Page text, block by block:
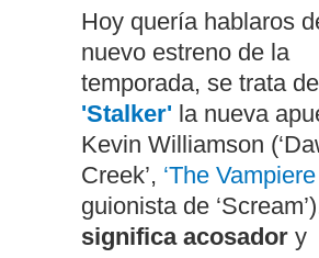
Hoy quería hablaros
nuevo estreno de la
temporada, se trata de
'Stalker' la nueva
Kevin Williamson
Creek’, ‘The
guionista de
significa acosador y